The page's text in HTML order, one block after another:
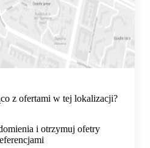
z ofertami w tej lokalizacji?
i otrzymuj ofetry